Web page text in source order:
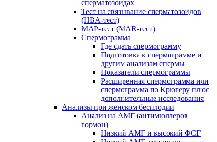
сперматозоидах
Тест на связывание сперматозоидов
(HBA-тест)
МАР-тест (MAR-тест)
Спермограмма
Где сдать спермограмму
Подготовка к спермограмме и
другим анализам спермы
Показатели спермограммы
Расширенная спермограмма или
спермограмма по Крюгеру плюс
дополнительные исследования
Анализы при женском бесплодии
Анализ на АМГ (антимюллеров
гормон)
Низкий АМГ и высокий ФСГ